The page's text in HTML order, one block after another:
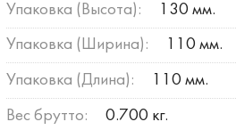
Упаковка (Высота): 130 мм.
Упаковка (Ширина): 110 мм.
Упаковка (Длина): 110 мм.
Вес брутто: 0.700 кг.